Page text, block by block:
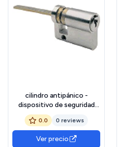
cilindro antipánico -
dispositivo de seguridad
para barra antipánico, fácil
instalación, material
resistente, ideal para salidas
de emergencia.
0.0 0 reviews
Ver precio